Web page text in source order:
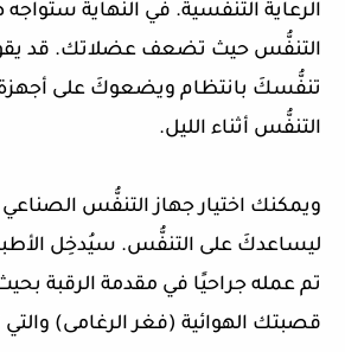
الرعاية التنفُّسية. في النهاية
التنفُّس حيث تضعف عضلاتك. قد يقوم
تنفُّسكَ بانتظام ويضعوكَ على
التنفُّس أثناء الليل.
ويمكنك اختيار جهاز التنفُّس الصناعي
ليساعدكَ على التنفُّس. سيُدخِل
تم عمله جراحيًا في مقدمة الرقبة
قصبتك الهوائية (فغر الرغامى)